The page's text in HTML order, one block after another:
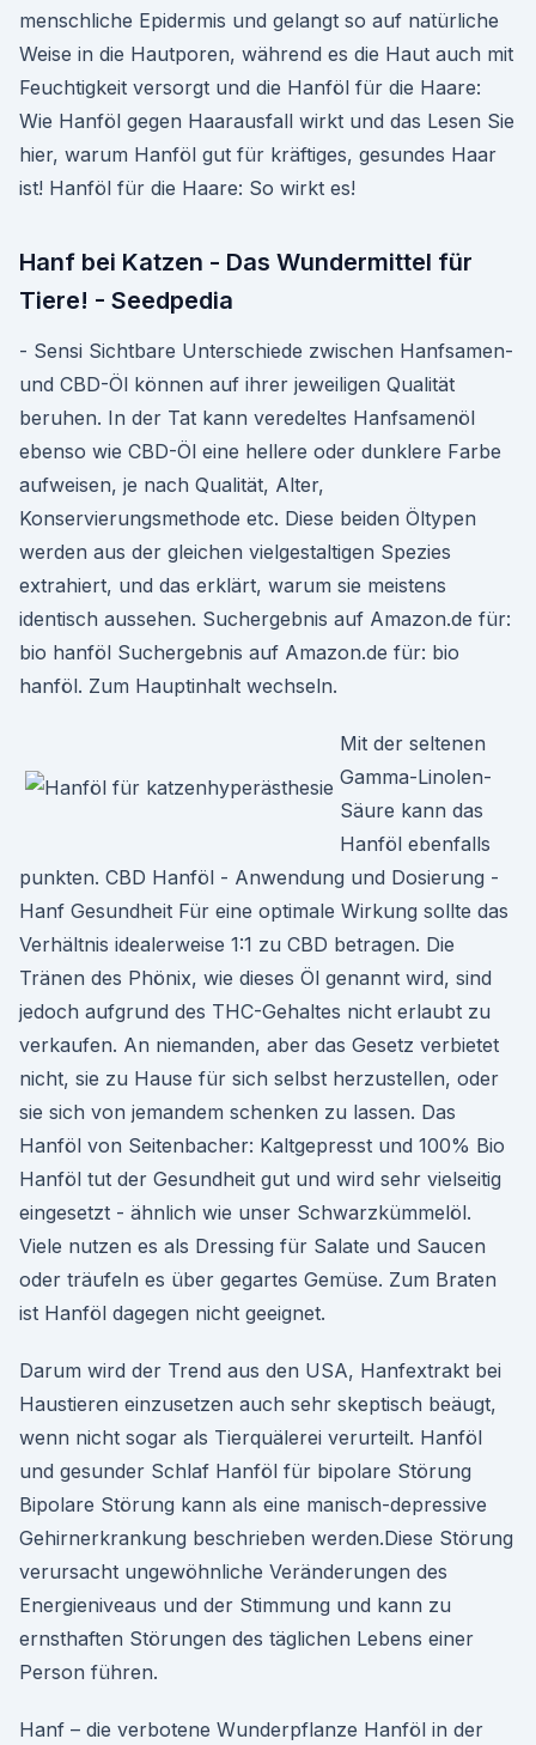
menschliche Epidermis und gelangt so auf natürliche
Weise in die Hautporen, während es die Haut auch mit
Feuchtigkeit versorgt und die Hanföl für die Haare:
Wie Hanföl gegen Haarausfall wirkt und das Lesen Sie
hier, warum Hanföl gut für kräftiges, gesundes Haar
ist! Hanföl für die Haare: So wirkt es!
Hanf bei Katzen - Das Wundermittel für
Tiere! - Seedpedia
- Sensi Sichtbare Unterschiede zwischen Hanfsamen-
und CBD-Öl können auf ihrer jeweiligen Qualität
beruhen. In der Tat kann veredeltes Hanfsamenöl
ebenso wie CBD-Öl eine hellere oder dunklere Farbe
aufweisen, je nach Qualität, Alter,
Konservierungsmethode etc. Diese beiden Öltypen
werden aus der gleichen vielgestaltigen Spezies
extrahiert, und das erklärt, warum sie meistens
identisch aussehen. Suchergebnis auf Amazon.de für:
bio hanföl Suchergebnis auf Amazon.de für: bio
hanföl. Zum Hauptinhalt wechseln.
Mit der seltenen
Gamma-Linolen-
Säure kann das
Hanföl ebenfalls
punkten. CBD Hanföl - Anwendung und Dosierung -
Hanf Gesundheit Für eine optimale Wirkung sollte das
Verhältnis idealerweise 1:1 zu CBD betragen. Die
Tränen des Phönix, wie dieses Öl genannt wird, sind
jedoch aufgrund des THC-Gehaltes nicht erlaubt zu
verkaufen. An niemanden, aber das Gesetz verbietet
nicht, sie zu Hause für sich selbst herzustellen, oder
sie sich von jemandem schenken zu lassen. Das
Hanföl von Seitenbacher: Kaltgepresst und 100% Bio
Hanföl tut der Gesundheit gut und wird sehr vielseitig
eingesetzt - ähnlich wie unser Schwarzkümmelöl.
Viele nutzen es als Dressing für Salate und Saucen
oder träufeln es über gegartes Gemüse. Zum Braten
ist Hanföl dagegen nicht geeignet.
Darum wird der Trend aus den USA, Hanfextrakt bei
Haustieren einzusetzen auch sehr skeptisch beäugt,
wenn nicht sogar als Tierquälerei verurteilt. Hanföl
und gesunder Schlaf Hanföl für bipolare Störung
Bipolare Störung kann als eine manisch-depressive
Gehirnerkrankung beschrieben werden.Diese Störung
verursacht ungewöhnliche Veränderungen des
Energieniveaus und der Stimmung und kann zu
ernsthaften Störungen des täglichen Lebens einer
Person führen.
Hanf – die verbotene Wunderpflanze Hanföl in der